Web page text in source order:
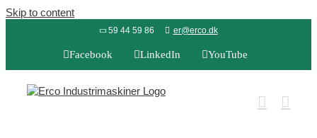
Skip to content
59 44 59 86 er@erco.dk
Facebook LinkedIn YouTube